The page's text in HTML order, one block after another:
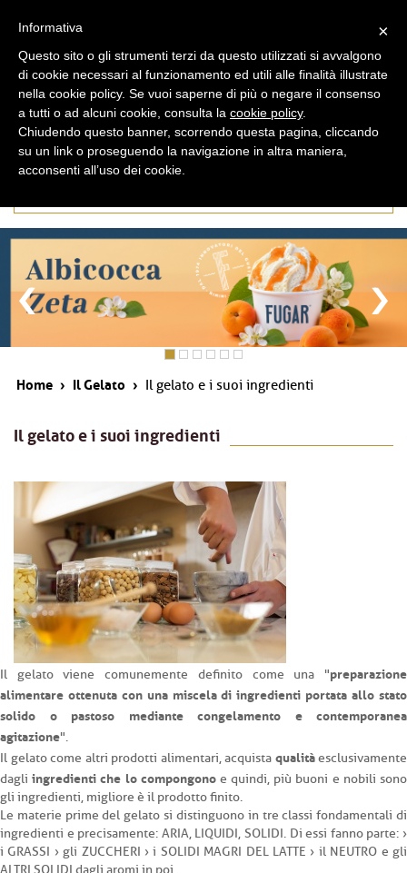
Home › Il Gelato › Il gelato e i suoi ingredienti
Il gelato e i suoi ingredienti
Il gelato viene comunemente definito come una "preparazione
alimentare ottenuta con una miscela di ingredienti portata allo stato
solido o pastoso mediante congelamento e contemporanea
agitazione".
Il gelato come altri prodotti alimentari, acquista qualitàesclusivamente
dagliingredienti che lo compongonoe quindi, più buoni e nobili sono
gli ingredienti, migliore è il prodotto finito.
Le materie prime del gelato si distinguono in tre classi fondamentali di
ingredienti e precisamente: ARIA, LIQUIDI, SOLIDI. Di essi fanno parte: ›
i GRASSI › gli ZUCCHERI › i SOLIDI MAGRI DEL LATTE › il NEUTRO e gli
ALTRI SOLIDI dagli aromi in poi.
×
Informativa
Questo sito o gli strumenti terzi da questo utilizzati si avvalgono
di cookie necessari al funzionamento ed utili alle finalità illustrate
nella cookie policy. Se vuoi saperne di più o negare il consenso
a tutti o ad alcuni cookie, consulta la cookie policy.
Chiudendo questo banner, scorrendo questa pagina, cliccando
su un link o proseguendo la navigazione in altra maniera,
acconsenti all’uso dei cookie.